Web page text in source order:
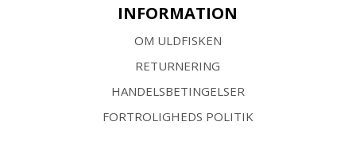
INFORMATION
OM ULDFISKEN
RETURNERING
HANDELSBETINGELSER
FORTROLIGHEDS POLITIK